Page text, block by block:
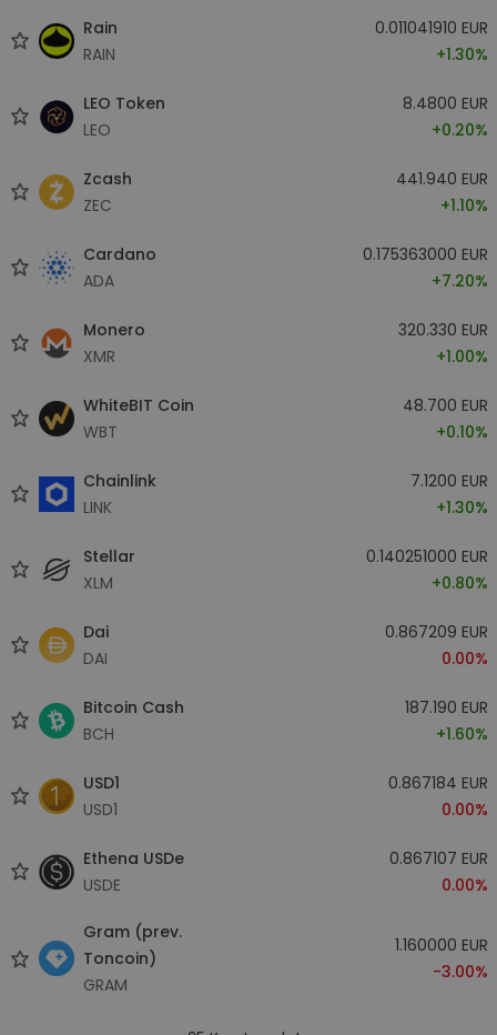
Rain
RAIN
0.011041910 EUR
+1.30%
LEO Token
LEO
8.4800 EUR
+0.20%
Zcash
ZEC
441.940 EUR
+1.10%
Cardano
ADA
0.175363000 EUR
+7.20%
Monero
XMR
320.330 EUR
+1.00%
WhiteBIT Coin
WBT
48.700 EUR
+0.10%
Chainlink
LINK
7.1200 EUR
+1.30%
Stellar
XLM
0.140251000 EUR
+0.80%
Dai
DAI
0.867209 EUR
0.00%
Bitcoin Cash
BCH
187.190 EUR
+1.60%
USD1
USD1
0.867184 EUR
0.00%
Ethena USDe
USDE
0.867107 EUR
0.00%
Gram (prev.
Toncoin)
GRAM
1.160000 EUR
-3.00%